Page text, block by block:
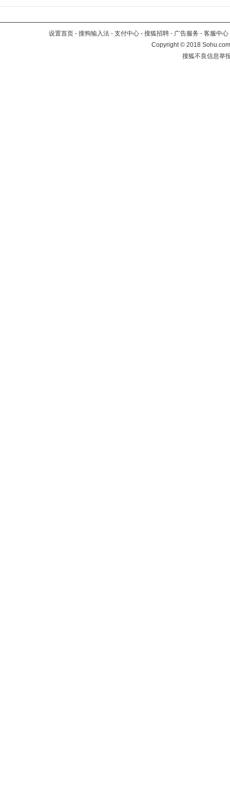
设置首页 - 搜狗输入法 - 支付中心 - 搜狐招聘 - 广告服务 - 客服中心
Copyright©2018
搜狐不良信息举